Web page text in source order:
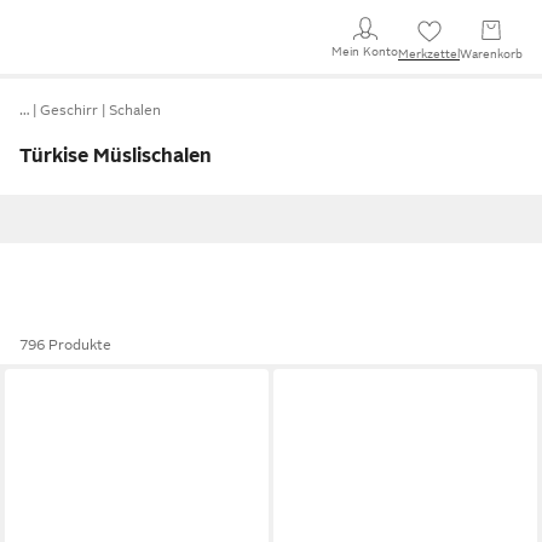
Mein KontoMerkzettel Warenkorb
… Geschirr Schalen
Türkise Müslischalen
796 Produkte